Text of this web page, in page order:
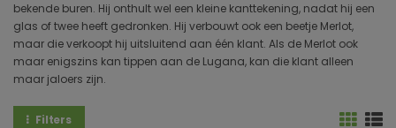
bekende buren. Hij onthult wel een kleine kanttekening, nadat hij een
glas of twee heeft gedronken. Hij verbouwt ook een beetje Merlot,
maar die verkoopt hij uitsluitend aan één klant. Als de Merlot ook
maar enigszins kan tippen aan de Lugana, kan die klant alleen
maar jaloers zijn.
Filters